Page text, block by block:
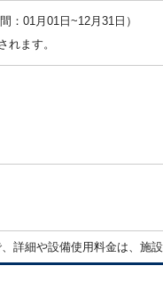
：01月01日~12月31日）
ます。
細や設備使用料金は、施設